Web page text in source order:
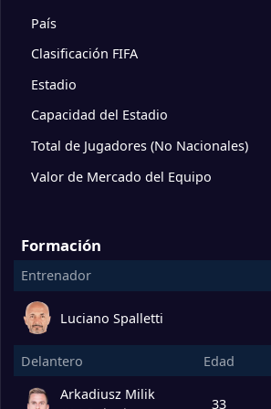
11 Sassuolo
12 Turín
13 Parma
15 Fiorentina
16
17 Lecce
País
Clasificación FIFA
Estadio
Capacidad del Estadio
Total de Jugadores (No Nacionales)
Valor de Mercado del Equipo
Formación
Entrenador
Luciano Spalletti
Delantero Edad
Arkadiusz Milik
33